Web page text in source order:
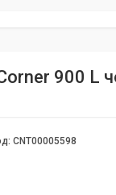
900 L
CNT00005598